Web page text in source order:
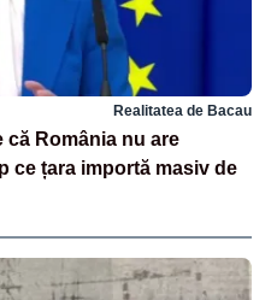
Realitatea de Bacau
România nu are
ce țara importă masiv de